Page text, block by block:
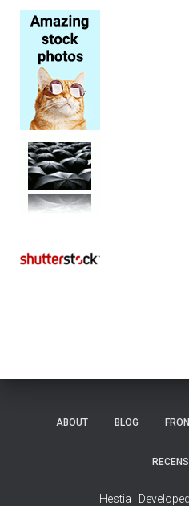
ABOUT BLOG
Hestia |